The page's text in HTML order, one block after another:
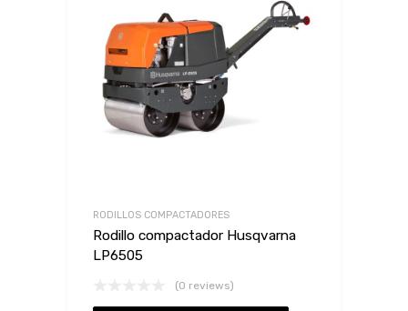
RODILLOS COMPACTADORES
Rodillo compactador Husqvarna
LP6505
(0 reviews)